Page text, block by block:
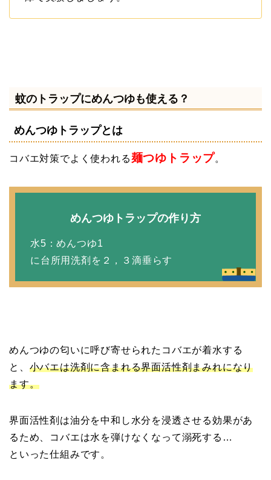
蚊のトラップにめんつゆも使える？
めんつゆトラップとは
コバエ対策でよく使われる麺つゆトラップ。
めんつゆトラップの作り方
水5：めんつゆ1
に台所用洗剤を２，３滴垂らす
めんつゆの匂いに呼び寄せられたコバエが着水する
と、 小バエは洗剤に含まれる界面活性剤まみれになり
ます。
界面活性剤は油分を中和し水分を浸透させる効果があ
るため、コバエは水を弾けなくなって溺死する…
といった仕組みです。